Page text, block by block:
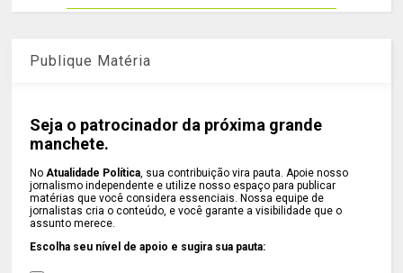
Publique Matéria
Seja o patrocinador da próxima grande
manchete.
No Atualidade Política , sua contribuição vira pauta. Apoie nosso
jornalismo independente e utilize nosso espaço para publicar
matérias que você considera essenciais. Nossa equipe de
jornalistas cria o conteúdo, e você garante a visibilidade que o
assunto merece.
Escolha seu nível de apoio e sugira sua pauta: